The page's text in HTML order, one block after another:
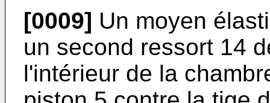
[0009] Un moyen
un second ressort 14
l'intérieur de la